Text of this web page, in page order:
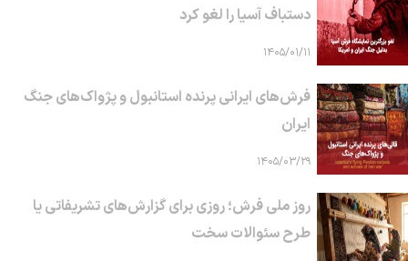
دستباف آسیا را لغو کرد
۱۴۰۵/۰۱/۱۱
فرش‌های ایرانی پرنده استانبول و پژواک‌های جنگ
ایران
۱۴۰۵/۰۳/۲۹
روز ملی فرش؛ روزی برای گزارش‌های تشریفاتی یا
طرح سئوالات سخت